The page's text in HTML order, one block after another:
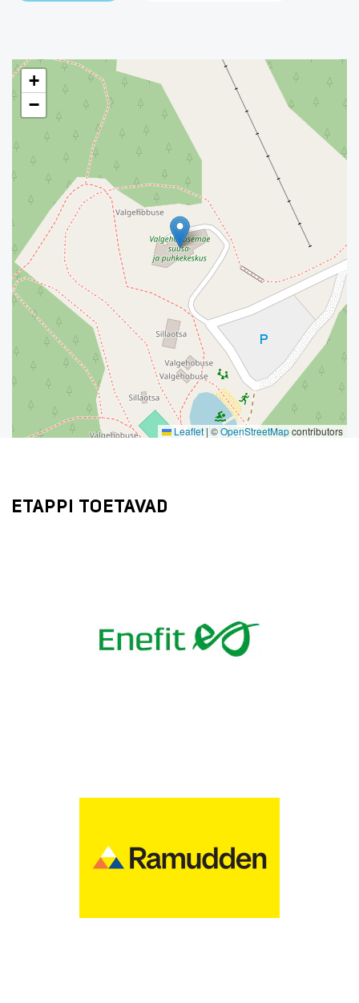
+
−
Leaflet|©OpenStreetMapcontributors
ETAPPI TOETAVAD